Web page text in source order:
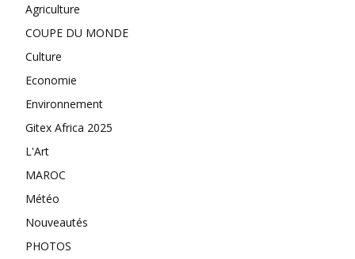
Agriculture
COUPE DU MONDE
Culture
Economie
Environnement
Gitex Africa 2025
L'Art
MAROC
Météo
Nouveautés
PHOTOS